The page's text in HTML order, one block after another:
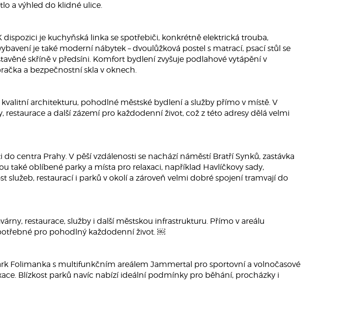
a výhled do klidné ulice.
je kuchyňská linka se spotřebiči, konkrétně elektrická trouba,
je také moderní nábytek – dvoulůžková postel s matrací, psací stůl se
skříně v předsíni. Komfort bydlení zvyšuje podlahové vytápění v
a bezpečnostní skla v oknech.
architekturu, pohodlné městské bydlení a služby přímo v místě. V
a další zázemí pro každodenní život, což z této adresy dělá velmi
centra Prahy. V pěší vzdálenosti se nachází náměstí Bratří Synků, zastávka
také oblíbené parky a místa pro relaxaci, například Havlíčkovy sady,
restaurací i parků v okolí a zároveň velmi dobré spojení tramvají do
restaurace, služby i další městskou infrastrukturu. Přímo v areálu
pro pohodlný každodenní život. ￼
Folimanka s multifunkčním areálem Jammertal pro sportovní a volnočasové
Blízkost parků navíc nabízí ideální podmínky pro běhání, procházky i